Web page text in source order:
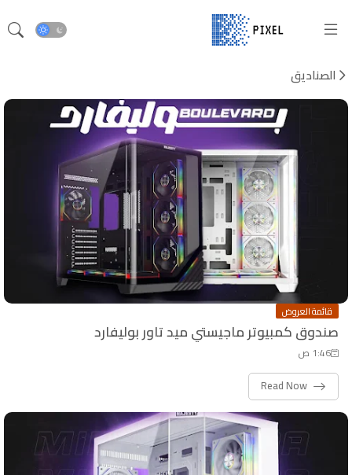
الصناديق
قائمة العروض
صندوق كمبيوتر ماجيستي ميد تاور بوليفارد
1:46 ص
Read Now